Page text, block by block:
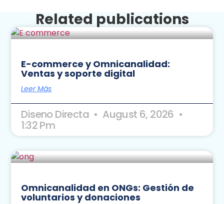
Related publications
E-commerce y Omnicanalidad:
Ventas y soporte digital
Leer Más
Diseno Directa August 6, 2026
1:32 Pm
Omnicanalidad en ONGs: Gestión de
voluntarios y donaciones